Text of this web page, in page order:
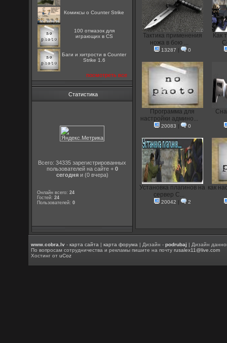
Комиксы о Counter Strike
100 отмазок для
играющих в CS
Баги и хитрости в Counter
Strike 1.6
посмотреть все
Статистика
Всего: 34335 зарегистрированных
пользователей на сайте + 0
сегодняи (0 вчера)
Онлайн всего:24
Гостей:24
Пользователей:0
Тактика применения
ножа в бою ...
13287 | 0
Как
Программа для
настройки админо...
20083 | 0
Установка плагинов на
сервер C...
20042 | 2
как
www.cobra.lv -карта сайта |карта форума | Дизайн -podrubaj | Дизайн
По вопросам сотрудничества и рекламы пишите на почтуrusalex11@live.com
Хостинг отuCoz